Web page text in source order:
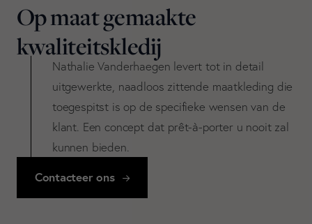
Op maat gemaakte
kwaliteitskledij
Nathalie Vanderhaegen levert tot in detail
uitgewerkte, naadloos zittende maatkleding die
toegespitst is op de specifieke wensen van de
klant. Een concept dat prêt-à-porter u nooit zal
kunnen bieden.
Contacteer ons